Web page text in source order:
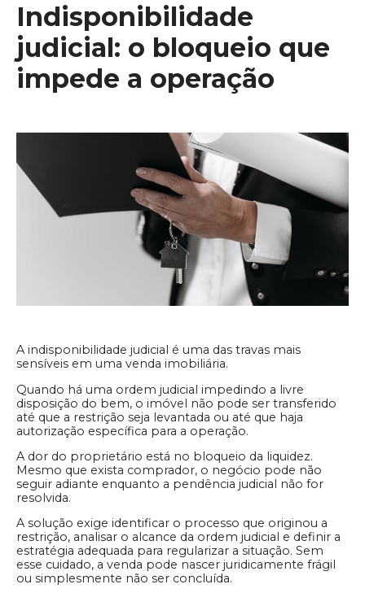
Indisponibilidade
judicial: o bloqueio que
impede a operação
A indisponibilidade judicial é uma das travas mais
sensíveis em uma venda imobiliária.
Quando há uma ordem judicial impedindo a livre
disposição do bem, o imóvel não pode ser transferido
até que a restrição seja levantada ou até que haja
autorização específica para a operação.
A dor do proprietário está no bloqueio da liquidez.
Mesmo que exista comprador, o negócio pode não
seguir adiante enquanto a pendência judicial não for
resolvida.
A solução exige identificar o processo que originou a
restrição, analisar o alcance da ordem judicial e definir a
estratégia adequada para regularizar a situação. Sem
esse cuidado, a venda pode nascer juridicamente frágil
ou simplesmente não ser concluída.